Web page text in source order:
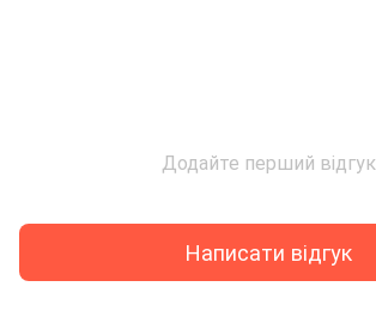
Додайте перший відгук
Написати відгук